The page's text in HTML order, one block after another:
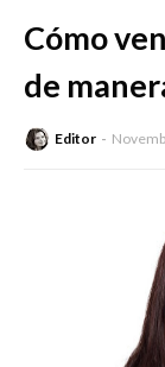
Cómo
de
Editor